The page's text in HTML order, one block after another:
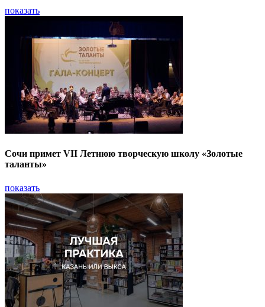
показать
Сочи примет VII Летнюю творческую школу «Золотые
таланты»
показать